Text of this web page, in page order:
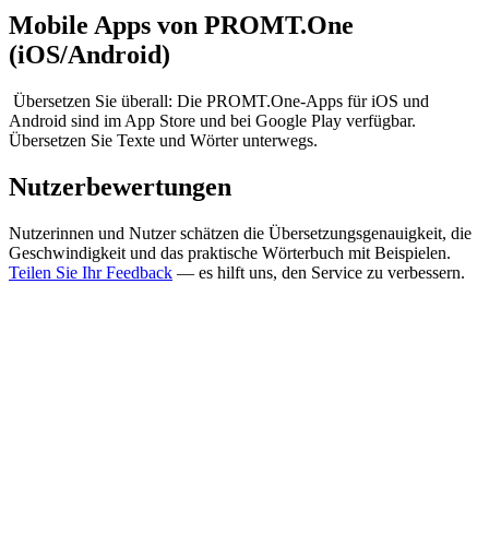
Mobile Apps von PROMT.One
(iOS/Android)
Übersetzen Sie überall: Die PROMT.One-Apps für iOS und
Android sind im App Store und bei Google Play verfügbar.
Übersetzen Sie Texte und Wörter unterwegs.
Nutzerbewertungen
Nutzerinnen und Nutzer schätzen die Übersetzungsgenauigkeit, die
Geschwindigkeit und das praktische Wörterbuch mit Beispielen.
Teilen Sie Ihr Feedback — es hilft uns, den Service zu verbessern.